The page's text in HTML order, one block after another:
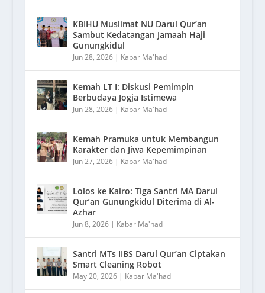
KBIHU Muslimat NU Darul Qur’an
Sambut Kedatangan Jamaah Haji
Gunungkidul
Jun 28, 2026| Kabar Ma'had
Kemah LT I: Diskusi Pemimpin
Berbudaya Jogja Istimewa
Jun 28, 2026| Kabar Ma'had
Kemah Pramuka untuk Membangun
Karakter dan Jiwa Kepemimpinan
Jun 27, 2026| Kabar Ma'had
Lolos ke Kairo: Tiga Santri MA Darul
Qur’an Gunungkidul Diterima di Al-
Azhar
Jun 8, 2026| Kabar Ma'had
Santri MTs IIBS Darul Qur’an Ciptakan
Smart Cleaning Robot
May 20, 2026| Kabar Ma'had